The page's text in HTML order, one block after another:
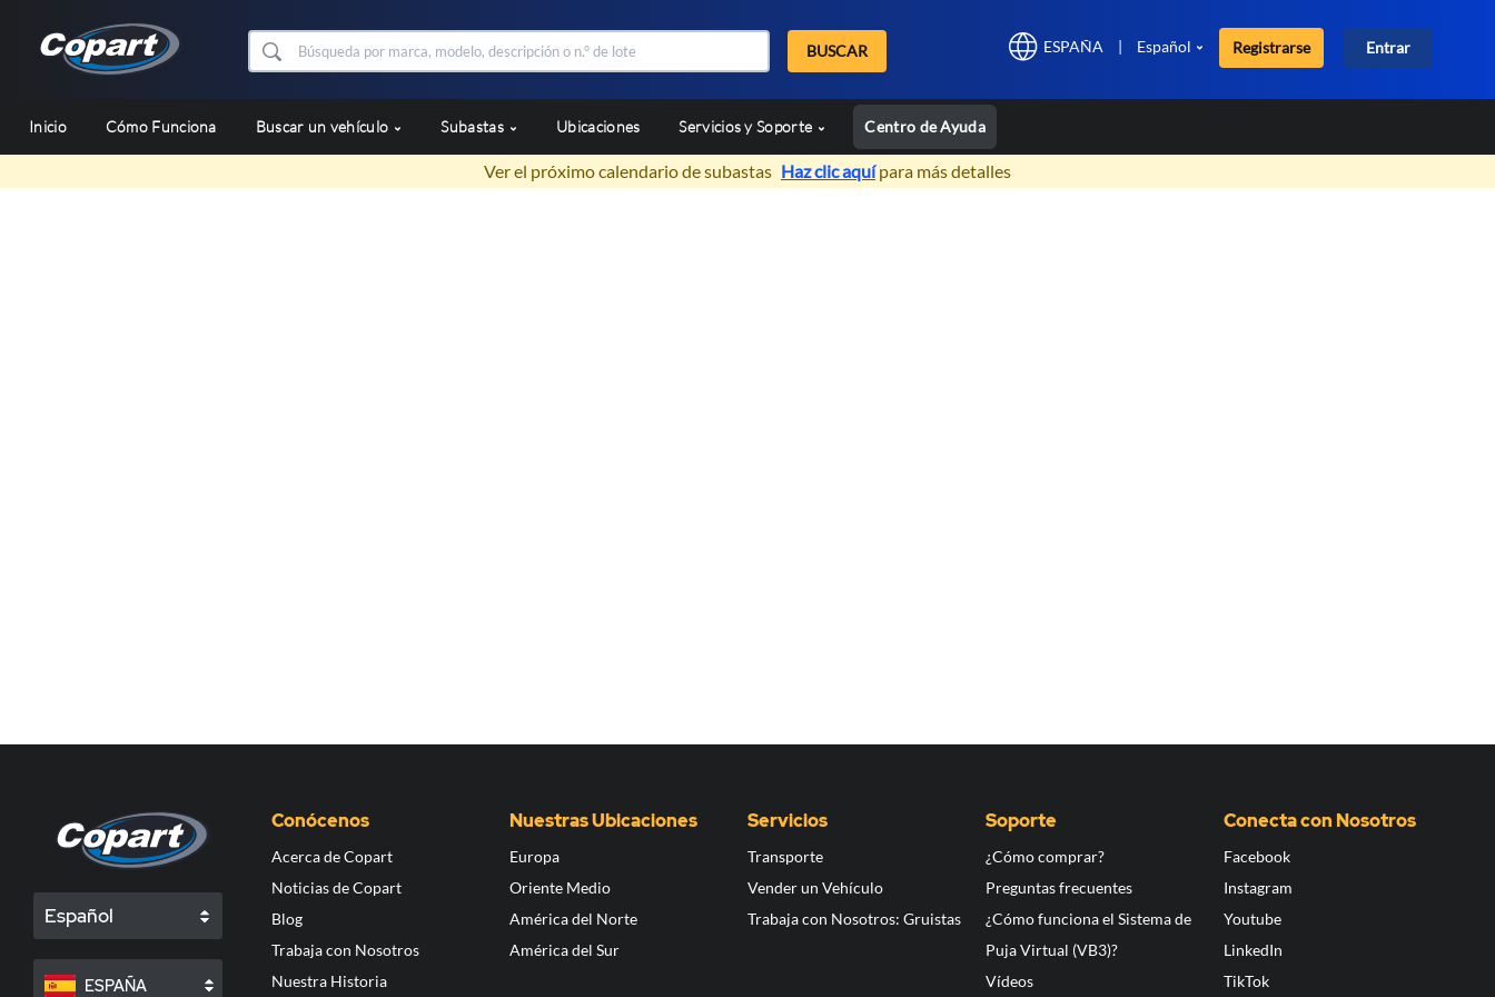
BUSCAR ESPAÑA | Español Registrarse Entrar
Inicio Cómo Funciona Buscar un vehículo Subastas Ubicaciones Servicios y Soporte Centro de Ayuda
Ver el próximo calendario de subastas Haz clic aquípara más detalles
Español
ESPAÑA
Conócenos
Acerca de Copart
Noticias de Copart
Blog
Trabaja con Nosotros
Nuestra Historia
Nuestras Ubicaciones
Europa
Oriente Medio
América del Norte
América del Sur
Servicios
Transporte
Vender un Vehículo
Trabaja con Nosotros: Gruistas
Soporte
¿Cómo comprar?
Preguntas frecuentes
¿Cómo funciona el Sistema de
Puja Virtual (VB3)?
Vídeos
Conecta con Nosotros
Facebook
Instagram
Youtube
LinkedIn
TikTok